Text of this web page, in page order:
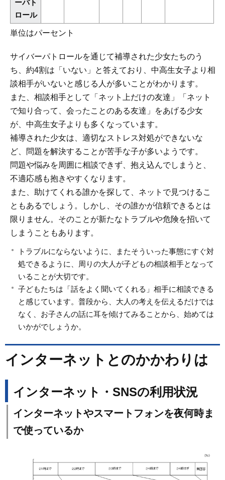
ーパト
ロール
単位はパーセント
サイバーパトロールを通じて補導された少女たちのう
ち、約4割は「いない」と答えており、中高生女子より相
談相手がいないと感じる人が多いことがわかります。
また、相談相手として「ネット上だけの友達」「ネット
で知り合って、会ったことのある友達」をあげる少女
が、中高生女子よりも多くなっています。
補導された少女は、適切なストレス対処ができないな
ど、問題を解決することが苦手な子が多いようです。
問題や悩みを周囲に相談できず、抱え込んでしまうと、
不適応感も抱きやすくなります。
また、助けてくれる誰かを探して、ネットで見つけるこ
ともあるでしょう。しかし、その誰かが信頼できるとは
限りません。そのことが新たなトラブルや危険を招いて
しまうこともあります。
トラブルにならないように、またそういった事態にすぐ対
処できるように、周りの大人が子どもの相談相手となって
いることが大切です。
子どもたちは「話をよく聞いてくれる」相手に相談できる
と感じています。普段から、大人の考えを伝えるだけでは
なく、お子さんの話に耳を傾けてみることから、始めては
いかがでしょうか。
インターネットとのかかわりは
インターネット・SNSの利用状況
インターネットやスマートフォンを夜何時ま
で使っているか